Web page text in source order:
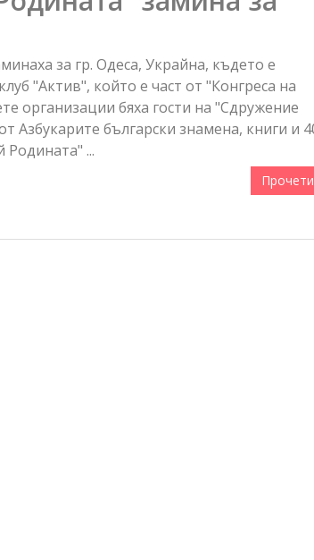
за гр. Одеса, Украйна, където е
"Актив", който е част от "Конгреса на
организации бяха гости на "Сдружение
Азбукарите български знамена, книги и
Родината" ...